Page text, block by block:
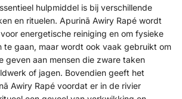
hulpmiddel is bij verschillende
en rituelen. Apurinã Awiry Rapé wordt
energetische reiniging en om fysieke
te gaan, maar wordt ook vaak gebruikt om
geven aan mensen die zware taken
of jagen. Bovendien geeft het
Awiry Rapé voordat er in de rivier